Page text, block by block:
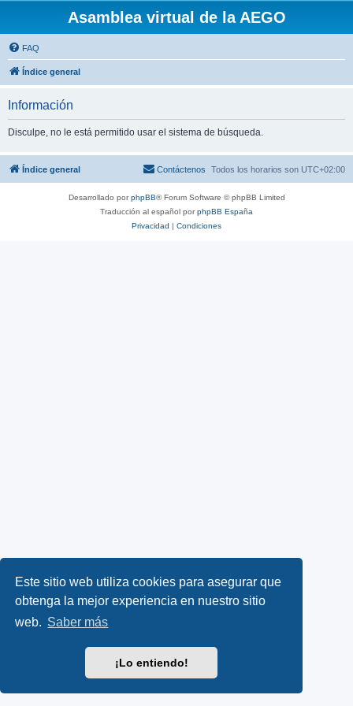
Este sitio web utiliza cookies para asegurar que
obtenga la mejor experiencia en nuestro sitio
web. Saber más
¡Lo entiendo!
Asamblea virtual de la AEGO
FAQ
Índice general
Información
Disculpe, no le está permitido usar el sistema de búsqueda.
Índice general Todos los horarios son UTC+02:00
Contáctenos
Desarrollado porphpBB® Forum Software © phpBB Limited
Traducción al español porphpBB España
Privacidad | Condiciones